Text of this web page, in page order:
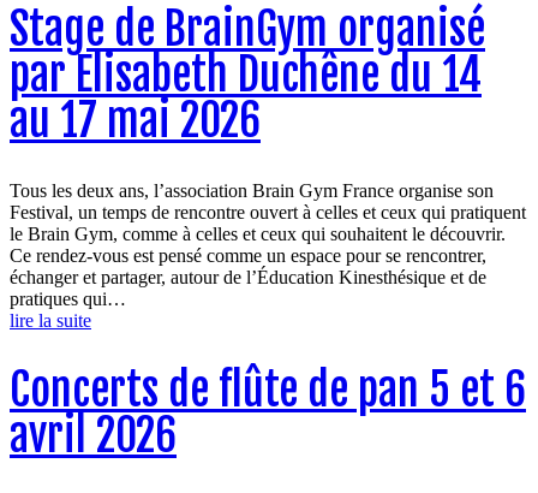
Stage de BrainGym organisé
par Elisabeth Duchêne du 14
au 17 mai 2026
Tous les deux ans, l’association Brain Gym France organise son
Festival, un temps de rencontre ouvert à celles et ceux qui pratiquent
le Brain Gym, comme à celles et ceux qui souhaitent le découvrir.
Ce rendez-vous est pensé comme un espace pour se rencontrer,
échanger et partager, autour de l’Éducation Kinesthésique et de
pratiques qui…
lire la suite
Concerts de flûte de pan 5 et 6
avril 2026